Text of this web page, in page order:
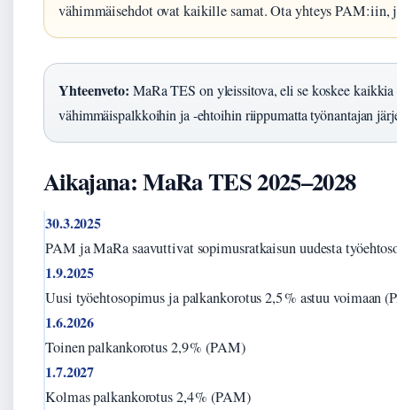
vähimmäisehdot ovat kaikille samat. Ota yhteys PAM:iin,
Yhteenveto: MaRa TES on yleissitova, eli se koskee
vähimmäispalkkoihin ja -ehtoihin riippumatta työnantajan
Aikajana: MaRa TES 2025–2028
30.3.2025
PAM ja MaRa saavuttivat sopimusratkaisun uudesta
1.9.2025
Uusi työehtosopimus ja palkankorotus 2,5 % astuu voimaan
1.6.2026
Toinen palkankorotus 2,9 % (PAM)
1.7.2027
Kolmas palkankorotus 2,4 % (PAM)